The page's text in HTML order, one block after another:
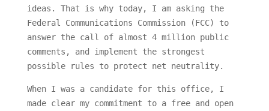
ideas. That is why today, I am asking the
Federal Communications Commission (FCC) to
answer the call of almost 4 million public
comments, and implement the strongest
possible rules to protect net neutrality.
When I was a candidate for this office, I
made clear my commitment to a free and open